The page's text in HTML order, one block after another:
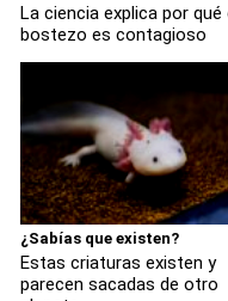
La ciencia explica por qué
bostezo es contagioso
¿Sabías que existen?
Estas criaturas existen y
parecen sacadas de otro